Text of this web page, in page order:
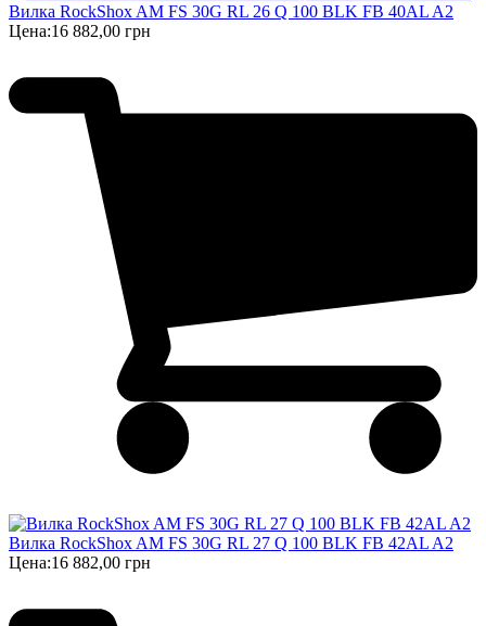
Вилка RockShox AM FS 30G RL 26 Q 100 BLK FB 40AL A2
Цена:16 882,00 грн
Вилка RockShox AM FS 30G RL 27 Q 100 BLK FB 42AL A2
Цена:16 882,00 грн